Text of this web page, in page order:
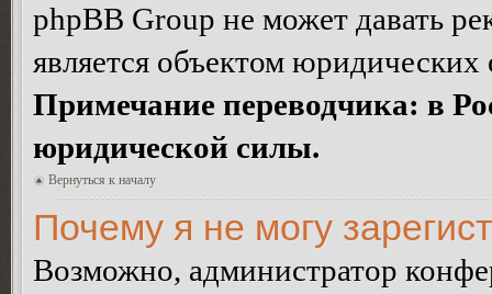
phpBB Group не может давать
является объектом
Примечание переводчика: в
юридической силы.
Вернуться к началу
Почему я не могу
Возможно, администратор